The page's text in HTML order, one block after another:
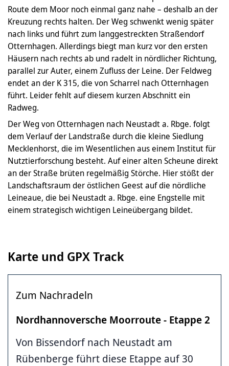
Route dem Moor noch einmal ganz nahe – deshalb an der
Kreuzung rechts halten. Der Weg schwenkt wenig später
nach links und führt zum langgestreckten Straßendorf
Otternhagen. Allerdings biegt man kurz vor den ersten
Häusern nach rechts ab und radelt in nördlicher Richtung,
parallel zur Auter, einem Zufluss der Leine. Der Feldweg
endet an der K 315, die von Scharrel nach Otternhagen
führt. Leider fehlt auf diesem kurzen Abschnitt ein
Radweg.
Der Weg von Otternhagen nach Neustadt a. Rbge. folgt
dem Verlauf der Landstraße durch die kleine Siedlung
Mecklenhorst, die im Wesentlichen aus einem Institut für
Nutztierforschung besteht. Auf einer alten Scheune direkt
an der Straße brüten regelmäßig Störche. Hier stößt der
Landschaftsraum der östlichen Geest auf die nördliche
Leineaue, die bei Neustadt a. Rbge. eine Engstelle mit
einem strategisch wichtigen Leineübergang bildet.
Karte und GPX Track
Zum Nachradeln
Nordhannoversche Moorroute - Etappe 2
Von Bissendorf nach Neustadt am
Rübenberge führt diese Etappe auf 30